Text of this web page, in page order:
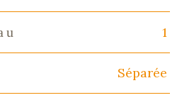
1
Séparée